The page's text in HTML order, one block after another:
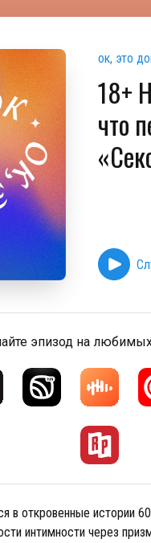
ок, это
18+
что
эпизод на
в откровенные истории
интимности через